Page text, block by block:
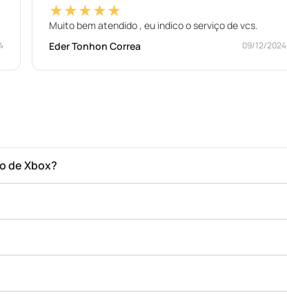
★★★★★
Muito bem atendido , eu indico o serviço de vcs.
Eder Tonhon Correa
09/12/2024
de Xbox?